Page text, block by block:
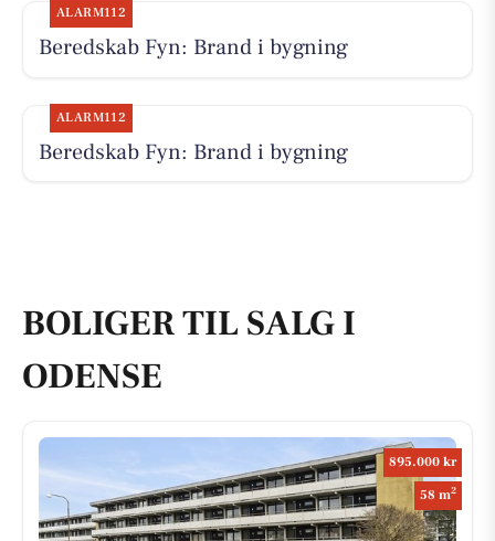
ALARM112
Beredskab Fyn: Brand i bygning
ALARM112
Beredskab Fyn: Brand i bygning
BOLIGER TIL SALG I
ODENSE
895.000 kr
58 m2